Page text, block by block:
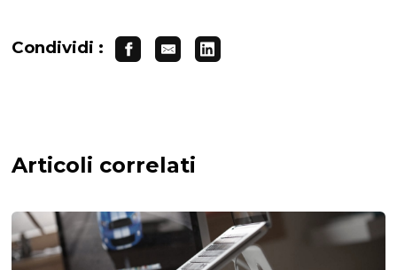
Condividi :
Articoli correlati